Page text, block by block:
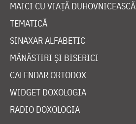
MAICI CU VIAȚĂ DUHOVNICEASCĂ
TEMATICĂ
SINAXAR ALFABETIC
MĂNĂSTIRI ȘI BISERICI
CALENDAR ORTODOX
WIDGET DOXOLOGIA
RADIO DOXOLOGIA